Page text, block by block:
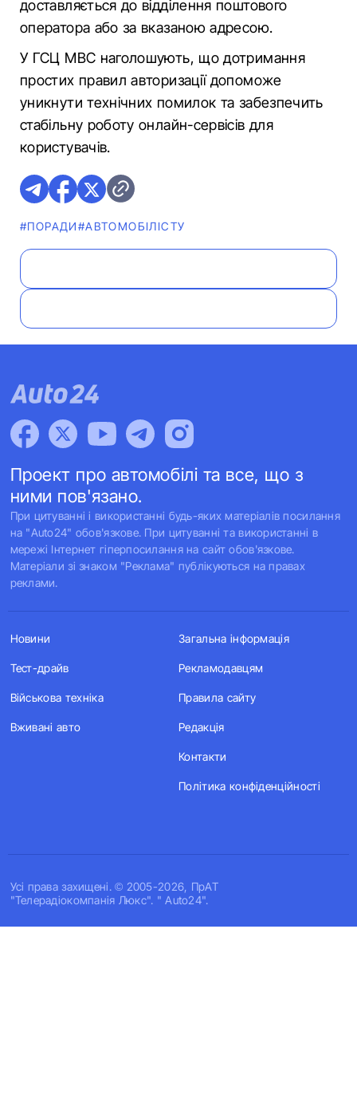
доставляється до відділення поштового
оператора або за вказаною адресою.
У ГСЦ МВС наголошують, що дотримання
простих правил авторизації допоможе
уникнути технічних помилок та забезпечить
стабільну роботу онлайн-сервісів для
користувачів.
#ПОРАДИ#АВТОМОБІЛІСТУ
Проект про автомобілі та все, що з
ними пов'язано.
При цитуванні і використанні будь-яких матеріалів посилання
на "Auto24" обов'язкове. При цитуванні та використанні в
мережі Інтернет гіперпосилання на сайт обов'язкове.
Матеріали зі знаком "Реклама" публікуються на правах
реклами.
Усi права захищенi. © 2005-2026, ПрАТ
"Телерадіокомпанія Люкс". " Auto24".
Новини
Тест-драйв
Військова техніка
Вживані авто
Загальна інформація
Рекламодавцям
Правила сайту
Редакція
Контакти
Політика конфіденційності